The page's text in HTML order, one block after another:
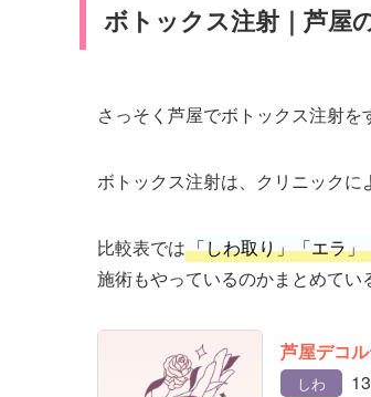
ボトックス注射｜芦屋
さっそく芦屋でボトックス注射を
ボトックス注射は、クリニックに
比較表では「しわ取り」「エラ
施術もやっているのかまとめてい
芦屋デコ
しわ